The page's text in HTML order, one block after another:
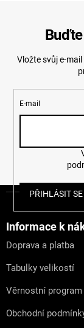
Vložte svůj e-
E-mail
PŘIHLÁSIT SE
Informace k
Doprava a platba
Tabulky velikostí
Věrnostní program
Obchodní